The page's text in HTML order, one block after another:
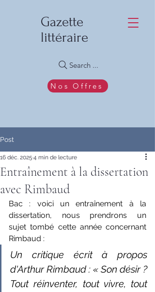
Gazette
littéraire
Search ...
Nos Offres
Post
Entraînement à la dissertation
avec Rimbaud
16 déc. 2025 4 min de lecture
Bac : voici un entraînement à la
dissertation, nous prendrons un
sujet tombé cette année concernant
Rimbaud :
Un critique écrit à propos
d'Arthur Rimbaud : « Son désir ?
Tout réinventer, tout vivre, tout